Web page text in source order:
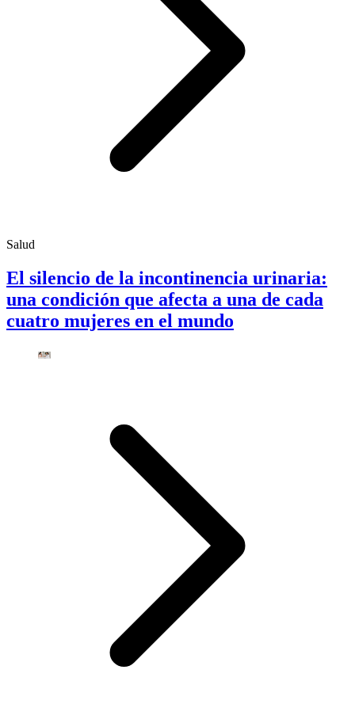
Salud
El silencio de la incontinencia urinaria:
una condición que afecta a una de cada
cuatro mujeres en el mundo